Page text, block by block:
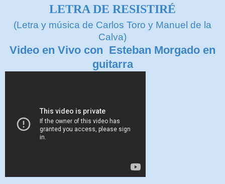
LETRA DE RESISTIRÉ
(Letra y música de Carlos Toro y Manuel de la
Calva)
Video en Vivo con Esteban Morgado en
guitarra